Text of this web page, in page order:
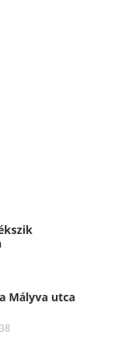
Mályva utca